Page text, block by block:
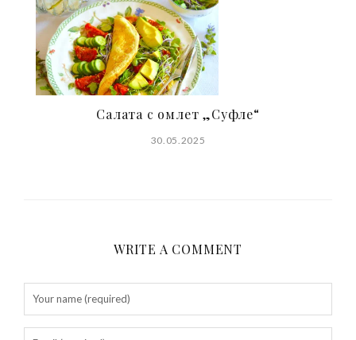
Салата с омлет „Суфле“
30.05.2025
WRITE A COMMENT